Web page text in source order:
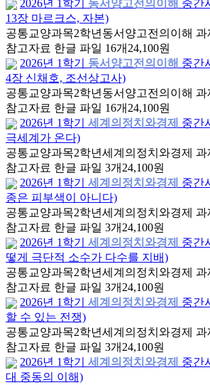
2026년 1학기 동서양고전의이해 중간
13장 마르크스, 자본)
공통교양과목2학년 동서양고전의이해
참고자료 한글 파일 16개 24,100원
2026년 1학기
동서양고전의이해 중간
4장 신채호, 조선상고사)
공통교양과목2학년 동서양고전의이해
참고자료 한글 파일 16개 24,100원
2026년 1학기
세계의정치와경제 중간
극세계가 온다)
공통교양과목2학년세계의정치와경제
참고자료 한글 파일 3개 24,100원
2026년 1학기
세계의정치와경제 중간
종은 피부색이 아니다)
공통교양과목2학년세계의정치와경제
참고자료 한글 파일 3개 24,100원
2026년 1학기
세계의정치와경제 중간
떻게 극단적 소수가 다수를 지배)
공통교양과목2학년세계의정치와경제
참고자료 한글 파일 3개 24,100원
2026년 1학기
세계의정치와경제 중간
할 수 있는 전쟁)
공통교양과목2학년세계의정치와경제
참고자료 한글 파일 3개 24,100원
2026년 1학기
세계의정치와경제 중간
대 중동의 이해)